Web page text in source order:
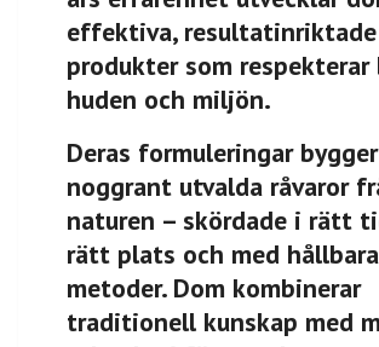
effektiva, resultatinriktade
produkter som respekterar
huden och miljön.
Deras formuleringar
noggrant utvalda råvaror
naturen – skördade i rätt
rätt plats och med hållbara
metoder. Dom kombinerar
traditionell kunskap med